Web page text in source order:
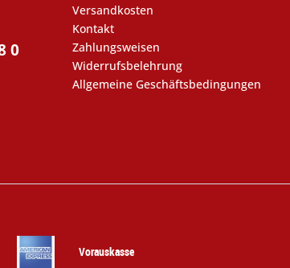
0
Versandkosten
Kontakt
Zahlungsweisen
Widerrufsbelehrung
Allgemeine Geschäftsbedingungen
Vorauskasse